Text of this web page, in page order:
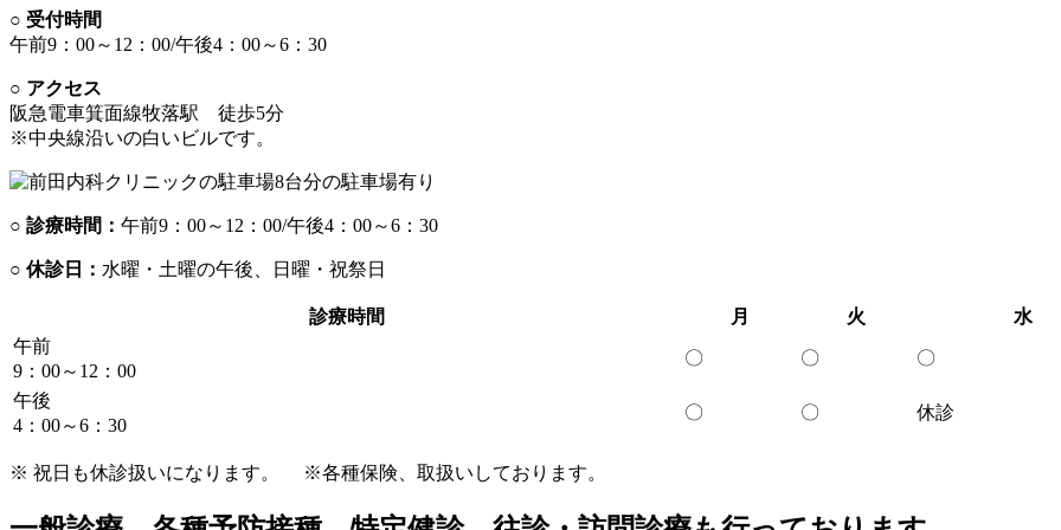
○ 受付時間
午前9：00～12：00/午後4：00～6：30
○ アクセス
阪急電車箕面線牧落駅 徒歩5分
※中央線沿いの白いビルです。
8台分の駐車場有り
○ 診療時間： 午前9：00～12：00/午後4：00～6：30
○ 休診日： 水曜・土曜の午後、日曜・祝祭日
診療時間 月 火 水
午前
9：00～12：00
〇 〇 〇
午後
4：00～6：30
〇 〇 休診
※ 祝日も休診扱いになります。 ※各種保険、取扱いしております。